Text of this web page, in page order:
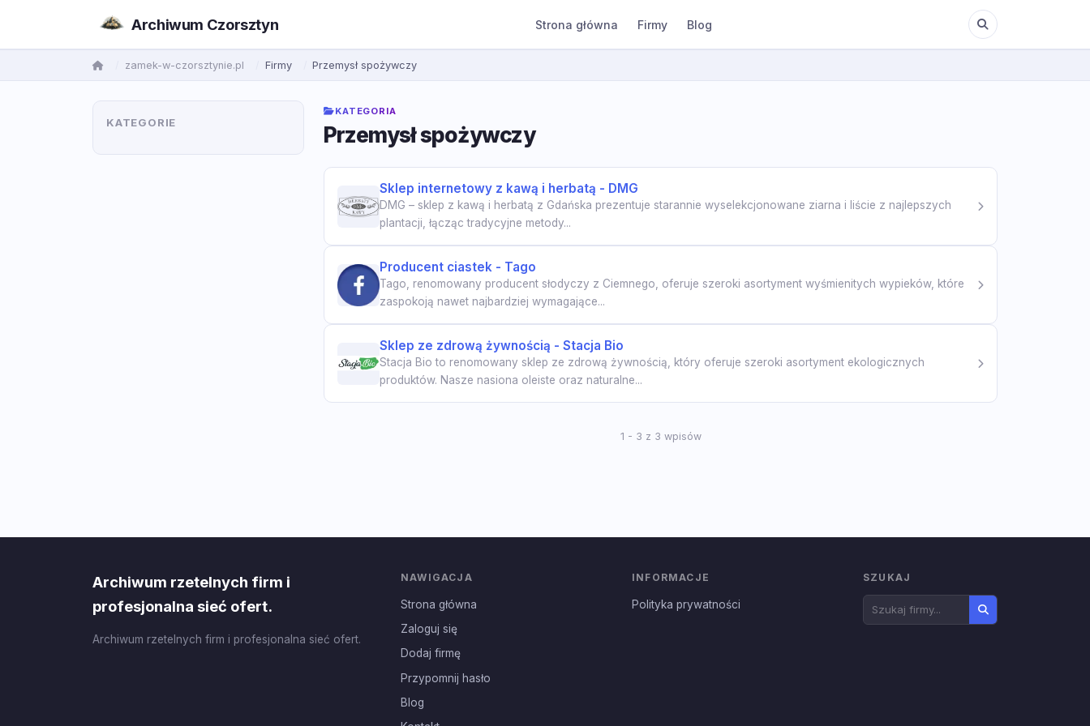
Archiwum Czorsztyn Strona główna Firmy Blog
zamek-w-czorsztynie.pl Firmy Przemysł spożywczy
KATEGORIE
KATEGORIA
Przemysł spożywczy
Sklep internetowy z kawą i herbatą - DMG
DMG – sklep z kawą i herbatą z Gdańska prezentuje starannie wyselekcjonowane ziarna i liście z najlepszych
plantacji, łącząc tradycyjne metody...
Producent ciastek - Tago
Tago, renomowany producent słodyczy z Ciemnego, oferuje szeroki asortyment wyśmienitych wypieków, które
zaspokoją nawet najbardziej wymagające...
Sklep ze zdrową żywnością - Stacja Bio
Stacja Bio to renomowany sklep ze zdrową żywnością, który oferuje szeroki asortyment ekologicznych
produktów. Nasze nasiona oleiste oraz naturalne...
1 - 3 z 3 wpisów
Archiwum rzetelnych firm i
profesjonalna sieć ofert.
Archiwum rzetelnych firm i profesjonalna sieć ofert.
NAWIGACJA
Strona główna
Zaloguj się
Dodaj firmę
Przypomnij hasło
Blog
INFORMACJE
Polityka prywatności
SZUKAJ